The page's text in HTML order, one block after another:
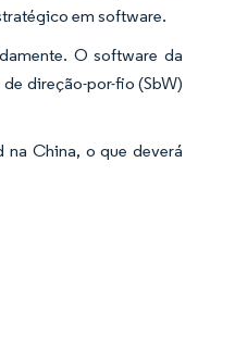
em software.
O software da
direção-por-fio (SbW)
China, o que deverá